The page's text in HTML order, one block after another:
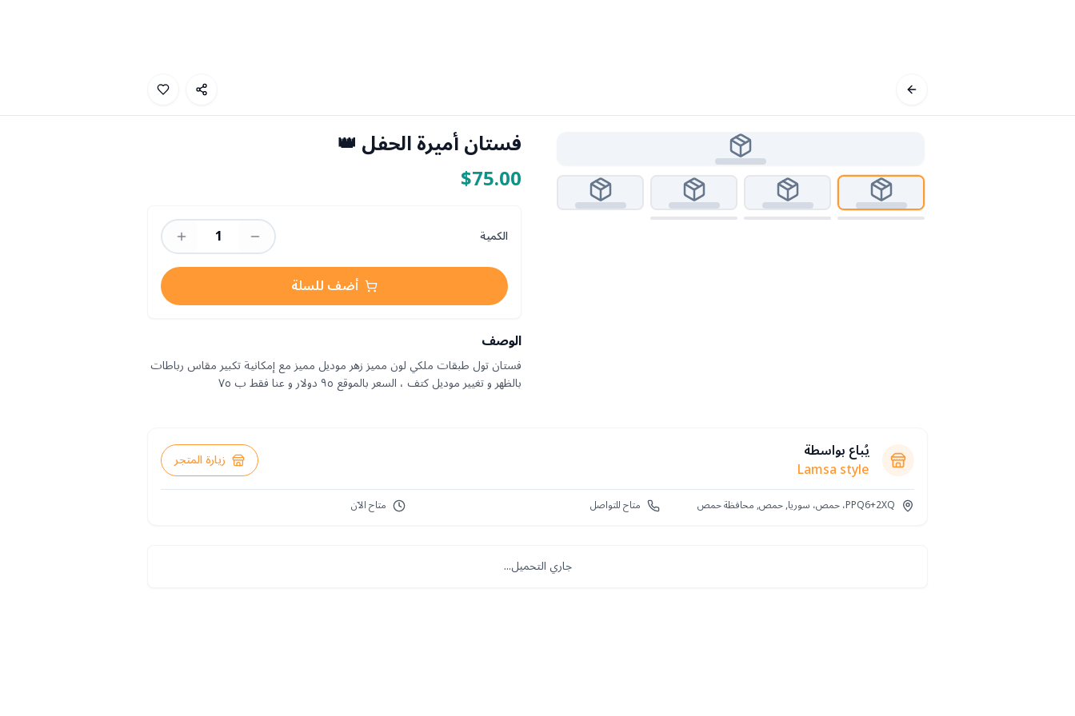
فستان أميرة الحفل 👑
$75.00
الكمية
1
أضف للسلة
الوصف
فستان تول طبقات ملكي لون مميز زهر موديل مميز مع إمكانية تكبير مقاس رباطات
بالظهر و تغيير موديل كتف ، السعر بالموقع ٩٥ دولار و عنا فقط ب ٧٥
يُباع بواسطة
Lamsa style زيارة المتجر
PPQ6+2XQ، حمص، سوريا, حمص, محافظة حمص متاح للتواصل متاح الآن
جاري التحميل...